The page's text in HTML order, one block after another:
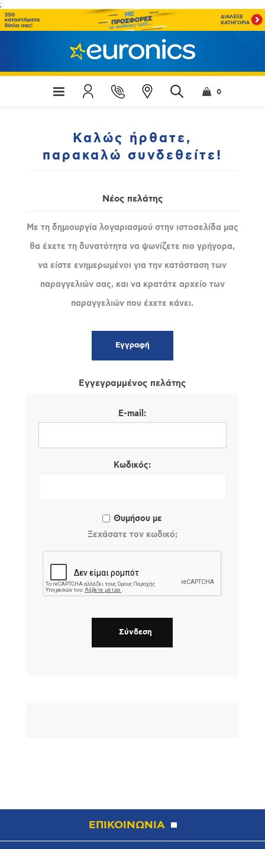
;
0
Καλώς ήρθατε,
παρακαλώ συνδεθείτε!
Νέος πελάτης
Με τη δημιουργία λογαριασμού στην ιστοσελίδα μας
θα έχετε τη δυνατότητα να ψωνίζετε πιο γρήγορα,
να είστε ενημερωμένοι για την κατάσταση των
παραγγελιών σας, και να κρατάτε αρχείο των
παραγγελιών που έχετε κάνει.
Εγγεγραμμένος πελάτης
E-mail:
Κωδικός:
Θυμήσου με
Ξεχάσατε τον κωδικό;
ΕΠΙΚΟΙΝΩΝΙΑ